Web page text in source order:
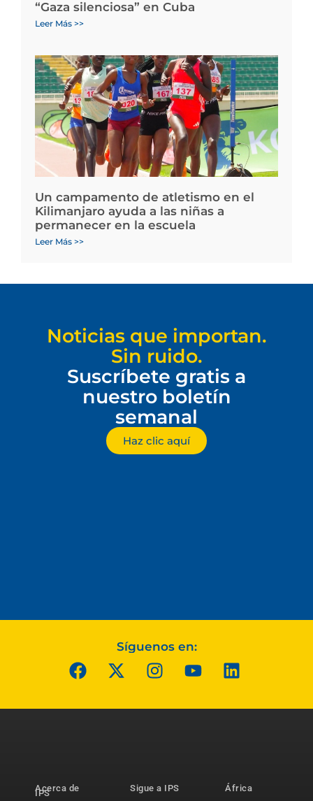
“Gaza silenciosa” en Cuba
Leer Más >>
Un campamento de atletismo en el
Kilimanjaro ayuda a las niñas a
permanecer en la escuela
Leer Más >>
Noticias que importan.
Sin ruido.
Suscríbete gratis a
nuestro boletín
semanal
Haz clic aquí
Síguenos en:
Acerca de
IPS
Sigue a IPS
África